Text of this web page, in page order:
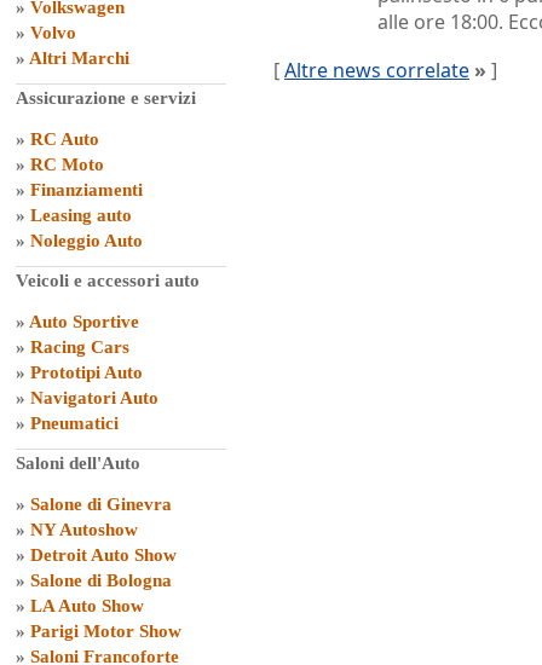
» Volkswagen
» Volvo
» Altri Marchi
Assicurazione e servizi
» RC Auto
» RC Moto
» Finanziamenti
» Leasing auto
» Noleggio Auto
Veicoli e accessori auto
» Auto Sportive
» Racing Cars
» Prototipi Auto
» Navigatori Auto
» Pneumatici
Saloni dell'Auto
» Salone di Ginevra
» NY Autoshow
» Detroit Auto Show
» Salone di Bologna
» LA Auto Show
» Parigi Motor Show
» Saloni Francoforte
alle ore 18:00.
[Altre news correlate » ]